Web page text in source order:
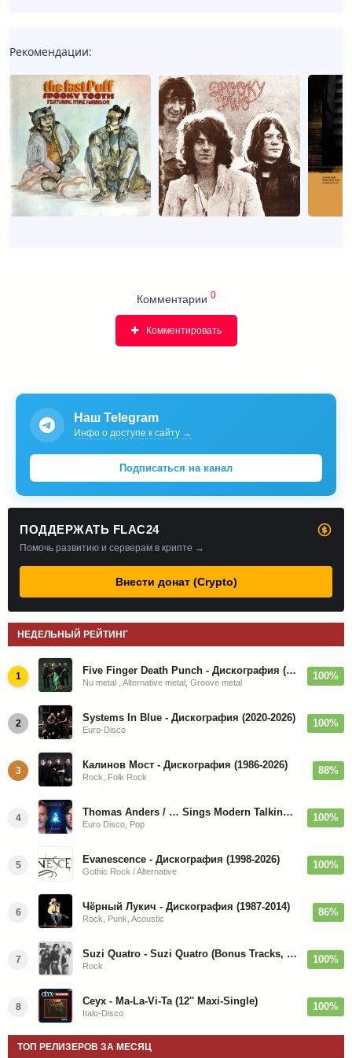
Рекомендации:
Комментарии 0
Комментировать
Наш Telegram
Инфо о доступе к сайту →
Подписаться на канал
ПОДДЕРЖАТЬ FLAC24
Помочь развитию и серверам в крипте →
Внести донат (Crypto)
НЕДЕЛЬНЫЙ РЕЙТИНГ
1 Five Finger Death Punch - Дискография (2008-2026)
Nu metal , Alternative metal, Groove metal
100%
2 Systems In Blue - Дискография (2020-2026)
Euro-Disco
100%
3 Калинов Мост - Дискография (1986-2026)
Rock, Folk Rock
88%
4 Thomas Anders / … Sings Modern Talking: The Best hi-res
Euro Disco, Pop
100%
5 Evanescence - Дискография (1998-2026)
Gothic Rock / Alternative
100%
6 Чёрный Лукич - Дискография (1987-2014)
Rock, Punk, Acoustic
86%
7 Suzi Quatro - Suzi Quatro (Bonus Tracks, Remaster) 1973/2022
Rock
100%
8 Ceyx - Ma-La-Vi-Ta (12'' Maxi-Single)
Italo-Disco
100%
ТОП РЕЛИЗЕРОВ ЗА МЕСЯЦ